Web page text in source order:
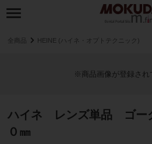
全商品 HEINE (ハイネ・オプトテクニック)
※商品画像が登録され
ハイネ レンズ単品 ゴ
０㎜